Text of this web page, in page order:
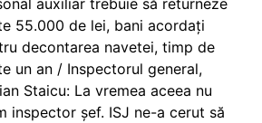
auxiliar trebuie să returneze
55.000 de lei, bani acordați
decontarea navetei, timp de
un an / Inspectorul general,
Staicu: La vremea aceea nu
inspector șef. ISJ ne-a cerut să